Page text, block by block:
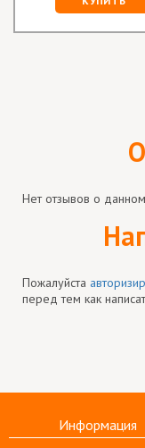
Нет отзывов о
Пожалуйста
перед тем как
Информация